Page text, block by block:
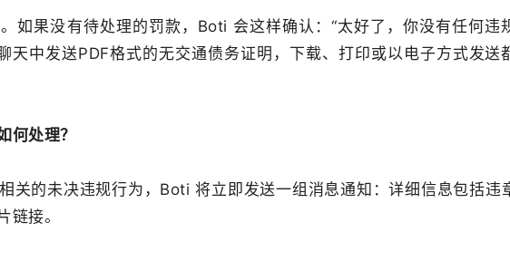
如果没有待处理的罚款，Boti 会这样确认：“太好了，你没有任何违
天中发送PDF格式的无交通债务证明，下载、打印或以电子方式发送
何处理？
关的未决违规行为，Boti 将立即发送一组消息通知：详细信息包括违
链接。